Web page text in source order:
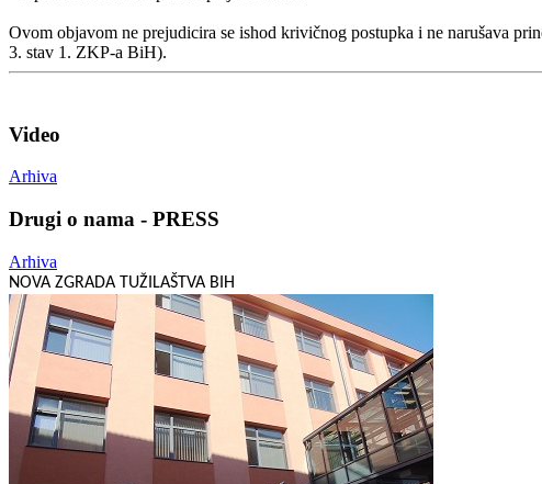
Ovom objavom ne prejudicira se ishod krivičnog postupka i ne narušava
3. stav 1. ZKP-a BiH).
Video
Arhiva
Drugi o nama - PRESS
Arhiva
NOVA ZGRADA TUŽILAŠTVA BIH